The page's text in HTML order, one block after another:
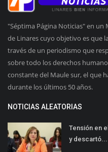
"Séptima Página Noticias" en un
de Linares cuyo objetivo es que
través de un periodismo que
sobre todo los derechos
constante del Maule sur, el que
durante los últimos 50 años.
NOTICIAS ALEATORIAS
Tensión en
y descartó...